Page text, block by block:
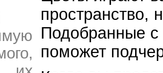
пространство,
Подобранные
поможет